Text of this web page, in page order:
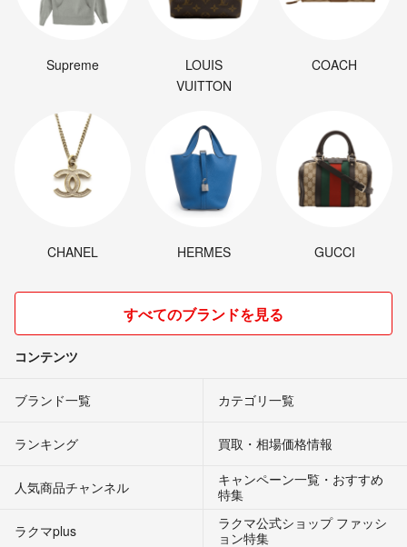
Supreme
LOUIS
VUITTON
COACH
CHANEL HERMES GUCCI
すべてのブランドを見る
コンテンツ
ブランド一覧 カテゴリ一覧
ランキング 買取・相場価格情報
人気商品チャンネル
キャンペーン一覧・おすすめ
特集
ラクマplus
ラクマ公式ショップ ファッシ
ョン特集